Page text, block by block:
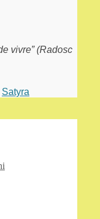
vivre” (Radosc
Satyra